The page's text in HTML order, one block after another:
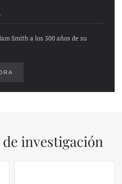
Smith a los 300 años de su
investigación